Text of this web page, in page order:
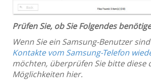
Prüfen Sie, ob Sie Folgendes
Wenn Sie ein Samsung-Benutzer
Kontakte vom Samsung-Telefon
möchten, überprüfen Sie bitte diese
Möglichkeiten hier.